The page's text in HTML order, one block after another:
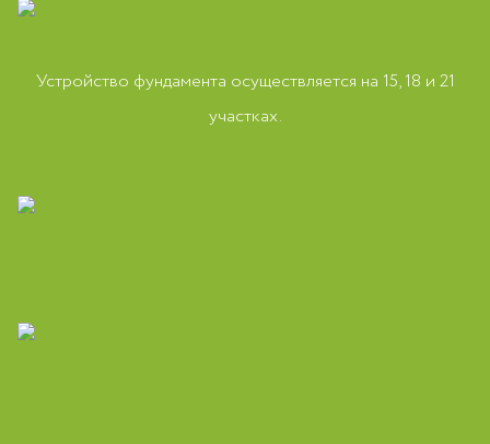
Устройство фундамента осуществляется на 15, 18 и 21
участках.